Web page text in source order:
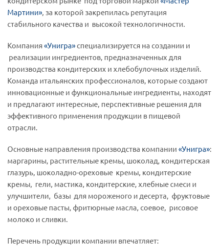
Мартини», за которой закрепилась репутация
стабильного качества и высокой технологичности.
Компания «Унигра»специализируется на создании и
реализации ингредиентов, предназначенных для
производства кондитерских и хлебобулочных изделий.
Команда итальянских профессионалов, которые создают
инновационные и функциональные ингредиенты, находят
и предлагают интересные, перспективные решения для
эффективного применения продукции в пищевой
отрасли.
Основные направления производства компании «Унигра»:
маргарины, растительные кремы, шоколад, кондитерская
глазурь, шоколадно-ореховые кремы, кондитерские
кремы, гели, мастика, кондитерские, хлебные смеси и
улучшители, базы для мороженого и десерта, фруктовые
и ореховые пасты, фритюрные масла, соевое, рисовое
молоко и сливки.
Перечень продукции компании впечатляет: